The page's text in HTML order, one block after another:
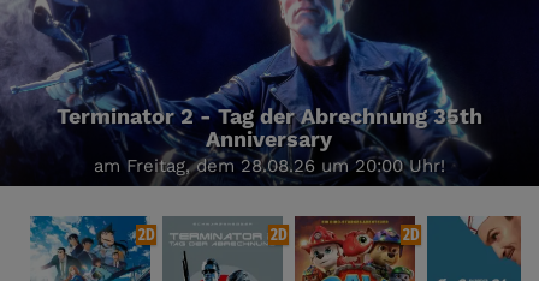
Terminator 2 - Tag der Abrechnung 35th
Anniversary
am Freitag, dem 28.08.26 um 20:00 Uhr!
2D 2D 2D